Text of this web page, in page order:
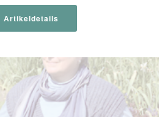
Artikeldetails